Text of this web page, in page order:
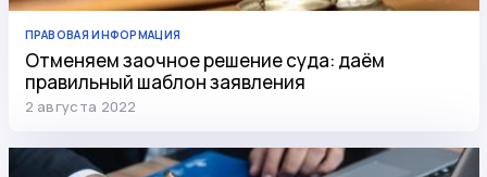
ПРАВОВАЯ ИНФОРМАЦИЯ
Отменяем заочное решение суда: даём
правильный шаблон заявления
2 августа 2022